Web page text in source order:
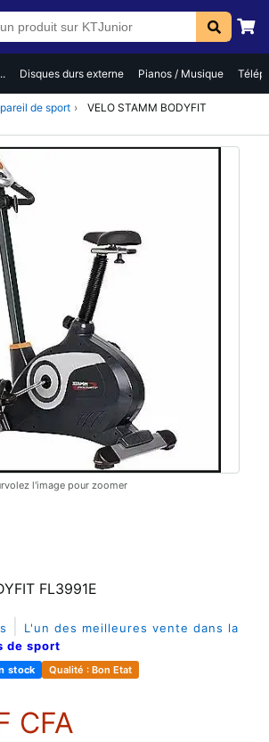
Disques durs externe Pianos / Musique
de sport ›
VELO STAMM BODYFIT
l'image pour zoomer
FL3991E
L'un des meilleures vente dans la
de sport
stock Qualité : Bon Etat
CFA